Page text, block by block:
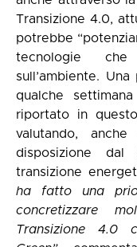
Transizione 4.0,
potrebbe
tecnologie
sull’ambiente.
qualche
riportato in
valutando,
disposizione
transizione
ha fatto una
concretizzare
Transizione 4.0